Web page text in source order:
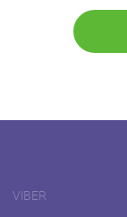
VIBER